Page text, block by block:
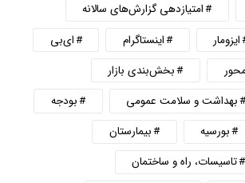
امتیازدهی گزارش‌های سالانه
ایزومار اینستاگرام
ای‌بی
بخش‌بندی بازار
بهداشت و سلامت عمومی
بودجه
بورسیه
بیمارستان
تاسیسات، راه و ساختمان